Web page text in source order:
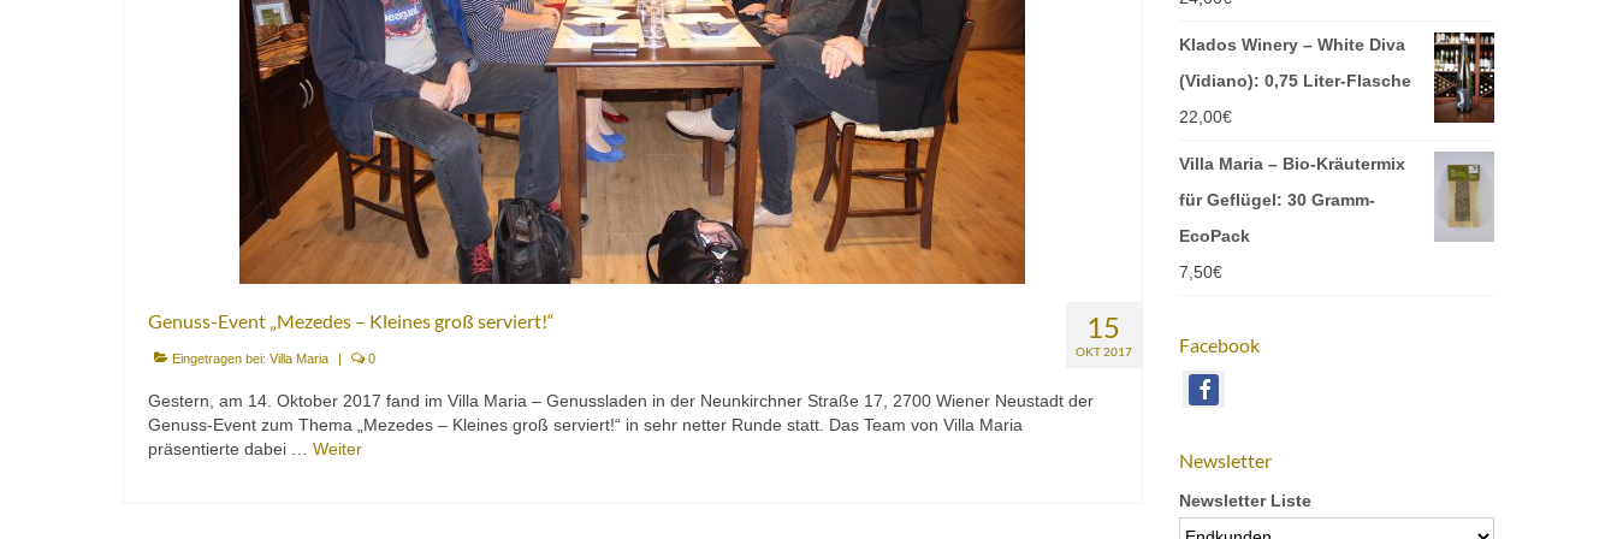
15
OKT 2017
Genuss-Event „Mezedes – Kleines groß serviert!“
Eingetragen bei: Villa Maria | 0
Gestern, am 14. Oktober 2017 fand im Villa Maria – Genussladen in der Neunkirchner Straße 17, 2700 Wiener Neustadt der
Genuss-Event zum Thema „Mezedes – Kleines groß serviert!“ in sehr netter Runde statt. Das Team von Villa Maria
präsentierte dabei … Weiter
Klados Winery – White Diva
(Vidiano): 0,75 Liter-Flasche
22,00€
Villa Maria – Bio-Kräutermix
für Geflügel: 30 Gramm-
EcoPack
7,50€
Facebook
Newsletter
Newsletter Liste